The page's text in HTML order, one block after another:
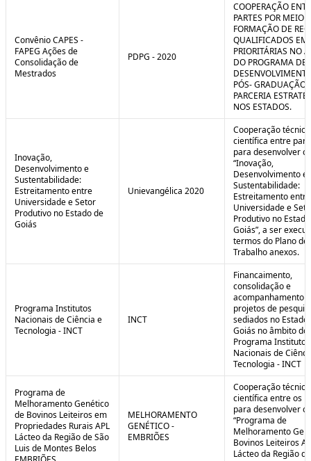
Convênio CAPES -
FAPEG Ações de
Consolidação de
Mestrados
PDPG - 2020
COOPERAÇÃO
PARTES POR MEIO
FORMAÇÃO DE
QUALIFICADOS EM
PRIORITÁRIAS NO
DO PROGRAMA DE
PÓS- GRADUAÇÃO
PARCERIA
NOS ESTADOS.
Inovação,
Desenvolvimento e
Sustentabilidade:
Estreitamento entre
Universidade e Setor
Produtivo no Estado de
Goiás
Unievangélica 2020
Cooperação
científica entre
para desenvolver o
“Inovação,
Desenvolvimento e
Sustentabilidade:
Estreitamento entre
Universidade e
Produtivo no
Goiás”, a ser
termos do Plano de
Trabalho anexos.
Programa Institutos
Nacionais de Ciência e
Tecnologia - INCT
INCT
Financaimento,
consolidação e
acompanhamento
projetos de
sediados no Estado
Goiás no âmbito do
Programa Institutos
Nacionais de
Tecnologia - INCT
Programa de
Melhoramento Genético
de Bovinos Leiteiros em
Propriedades Rurais APL
Lácteo da Região de São
Luis de Montes Belos
MELHORAMENTO
GENÉTICO -
EMBRIÕES
Cooperação
científica entre os
para desenvolver o
“Programa de
Melhoramento
Bovinos Leiteiros
Lácteo da Região